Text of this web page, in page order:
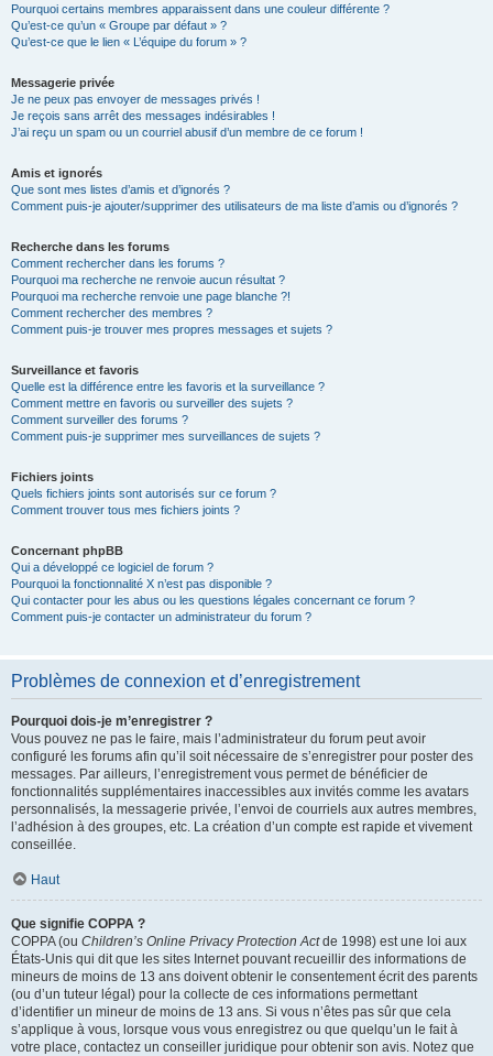
Pourquoi certains membres apparaissent dans une couleur différente ?
Qu’est-ce qu’un « Groupe par défaut » ?
Qu’est-ce que le lien « L’équipe du forum » ?
Messagerie privée
Je ne peux pas envoyer de messages privés !
Je reçois sans arrêt des messages indésirables !
J’ai reçu un spam ou un courriel abusif d’un membre de ce forum !
Amis et ignorés
Que sont mes listes d’amis et d’ignorés ?
Comment puis-je ajouter/supprimer des utilisateurs de ma liste d’amis ou d’ignorés ?
Recherche dans les forums
Comment rechercher dans les forums ?
Pourquoi ma recherche ne renvoie aucun résultat ?
Pourquoi ma recherche renvoie une page blanche ?!
Comment rechercher des membres ?
Comment puis-je trouver mes propres messages et sujets ?
Surveillance et favoris
Quelle est la différence entre les favoris et la surveillance ?
Comment mettre en favoris ou surveiller des sujets ?
Comment surveiller des forums ?
Comment puis-je supprimer mes surveillances de sujets ?
Fichiers joints
Quels fichiers joints sont autorisés sur ce forum ?
Comment trouver tous mes fichiers joints ?
Concernant phpBB
Qui a développé ce logiciel de forum ?
Pourquoi la fonctionnalité X n’est pas disponible ?
Qui contacter pour les abus ou les questions légales concernant ce forum ?
Comment puis-je contacter un administrateur du forum ?
Problèmes de connexion et d’enregistrement
Pourquoi dois-je m’enregistrer ?
Vous pouvez ne pas le faire, mais l’administrateur du forum peut avoir
configuré les forums afin qu’il soit nécessaire de s’enregistrer pour poster des
messages. Par ailleurs, l’enregistrement vous permet de bénéficier de
fonctionnalités supplémentaires inaccessibles aux invités comme les avatars
personnalisés, la messagerie privée, l’envoi de courriels aux autres membres,
l’adhésion à des groupes, etc. La création d’un compte est rapide et vivement
conseillée.
Haut
Que signifie COPPA ?
COPPA (ou Children’s Online Privacy Protection Actde 1998) est une loi aux
États-Unis qui dit que les sites Internet pouvant recueillir des informations de
mineurs de moins de 13 ans doivent obtenir le consentement écrit des parents
(ou d’un tuteur légal) pour la collecte de ces informations permettant
d’identifier un mineur de moins de 13 ans. Si vous n’êtes pas sûr que cela
s’applique à vous, lorsque vous vous enregistrez ou que quelqu’un le fait à
votre place, contactez un conseiller juridique pour obtenir son avis. Notez que